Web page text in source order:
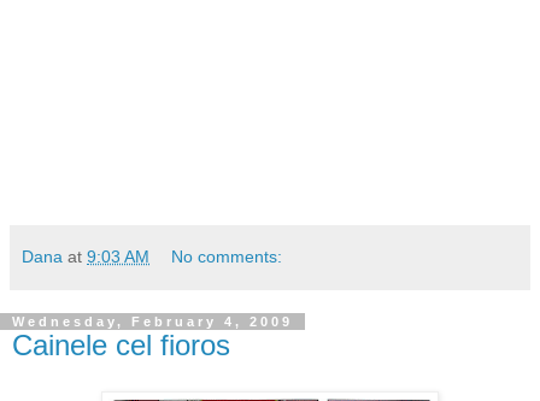
Dana at 9:03 AM No comments:
Wednesday, February 4, 2009
Cainele cel fioros